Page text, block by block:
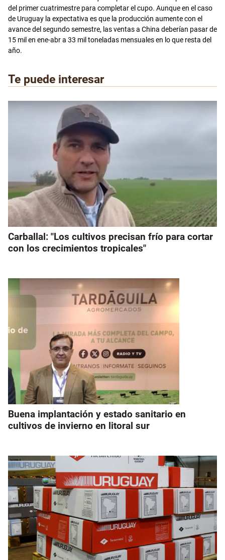
del primer cuatrimestre para completar el cupo. Aunque en el caso
de Uruguay la expectativa es que la producción aumente con el
avance del segundo semestre, las ventas a China deberían pasar de
15 mil en ene-abr a 33 mil toneladas mensuales en lo que resta del
año.
Te puede interesar
Carballal: "Los cultivos precisan frío para cortar
con los crecimientos tropicales"
Buena implantación y estado sanitario en
cultivos de invierno en litoral sur